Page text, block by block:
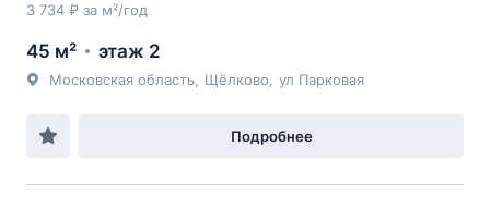
3 734 ₽ за м²/год
45 м² этаж 2
Московская область Щёлково ул Парковая
Подробнее